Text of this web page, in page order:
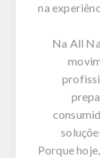
na
Na All
Porque